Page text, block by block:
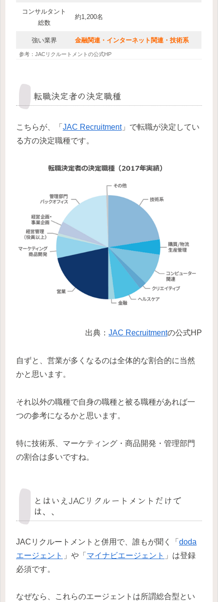
コンサルタント
総数
約1,200名
強い業界 金融関連・インターネット関連・技術系
参考：JACリクルートメントの公式HP
転職決定者の決定職種
こちらが、「 JAC Recruitment」で転職が決定してい
る方の決定職種です。
出典： JAC Recruitmentの公式HP
自ずと、営業が多くなるのは全体的な割合的に当然
かと思います。
それ以外の職種で自身の職種と被る職種があれば一
つの参考になるかと思います。
特に技術系、マーケティング・商品開発・管理部門
の割合は多いですね。
とはいえJACリクルートメントだけで
は、、
JACリクルートメントと併用で、誰もが聞く「 doda
エージェント
」や「 マイナビエージェント 」は登録
必須です。
なぜなら、これらのエージェントは所謂総合型とい